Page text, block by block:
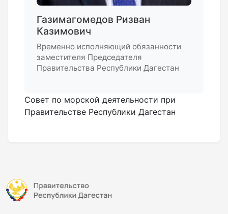
Газимагомедов Ризван
Казимович
Временно исполняющий обязанности
заместителя Председателя
Правительства Республики Дагестан
Совет по морской деятельности при
Правительстве Республики Дагестан